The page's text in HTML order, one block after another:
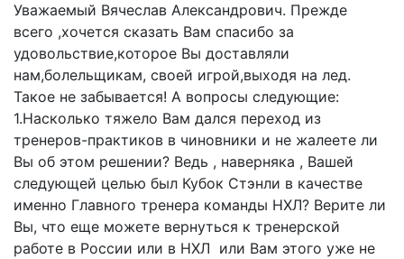
Уважаемый Вячеслав Александрович. Прежде
всего ,хочется сказать Вам спасибо за
удовольствие,которое Вы доставляли
нам,болельщикам, своей игрой,выходя на лед.
Такое не забывается! А вопросы следующие:
1.Насколько тяжело Вам дался переход из
тренеров-практиков в чиновники и не жалеете ли
Вы об этом решении? Ведь , наверняка , Вашей
следующей целью был Кубок Стэнли в качестве
именно Главного тренера команды НХЛ? Верите ли
Вы, что еще можете вернуться к тренерской
работе в России или в НХЛ или Вам этого уже не